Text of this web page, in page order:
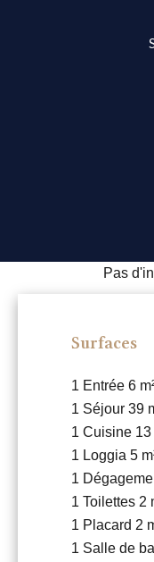
Pas
Surfaces
1 Entrée 6
1 Séjour 39
1 Cuisine 13
1 Loggia 5
1
1 Toilettes 2
1 Placard 2
1 Salle de